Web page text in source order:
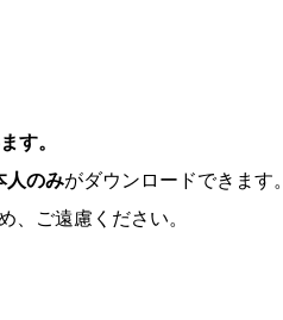
す。
人のみがダウンロードできます。
、ご遠慮ください。